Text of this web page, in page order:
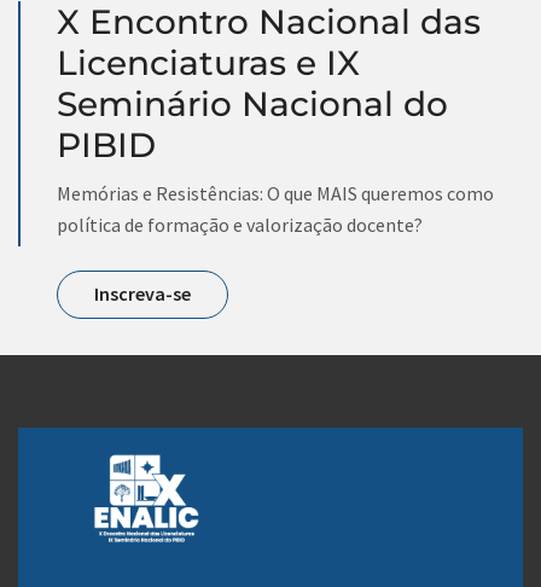
X Encontro Nacional das
Licenciaturas e IX
Seminário Nacional do
PIBID
Memórias e Resistências: O que MAIS queremos como
política de formação e valorização docente?
Inscreva-se